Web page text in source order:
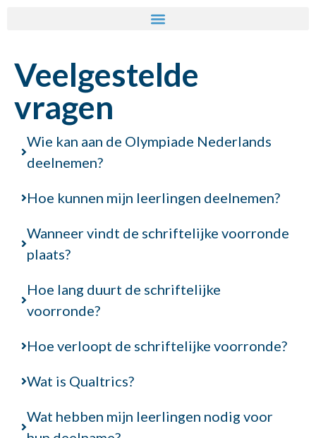
Veelgestelde
vragen
Wie kan aan de Olympiade Nederlands
deelnemen?
Hoe kunnen mijn leerlingen deelnemen?
Wanneer vindt de schriftelijke voorronde
plaats?
Hoe lang duurt de schriftelijke
voorronde?
Hoe verloopt de schriftelijke voorronde?
Wat is Qualtrics?
Wat hebben mijn leerlingen nodig voor